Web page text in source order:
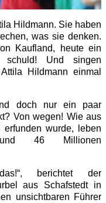
Hildmann. Sie haben
was sie denken.
Kaufland, heute ein
schuld! Und singen
Hildmann einmal
doch nur ein paar
Von wegen! Wie aus
wurde, leben
46 Millionen
berichtet der
aus Schafstedt in
unsichtbaren Führer